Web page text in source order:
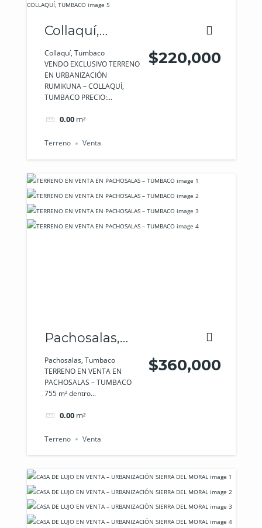
Collaquí,
Tumbaco
Collaquí, Tumbaco
VENDO EXCLUSIVO TERRENO
EN URBANIZACIÓN
RUMIKUNA – COLLAQUÍ,
TUMBACO PRECIO:...
0.00 m²
$220,000
Terreno Venta
Pachosalas,
Tumbaco
Pachosalas, Tumbaco
TERRENO EN VENTA EN
PACHOSALAS – TUMBACO
755 m² dentro...
0.00 m²
$360,000
Terreno Venta